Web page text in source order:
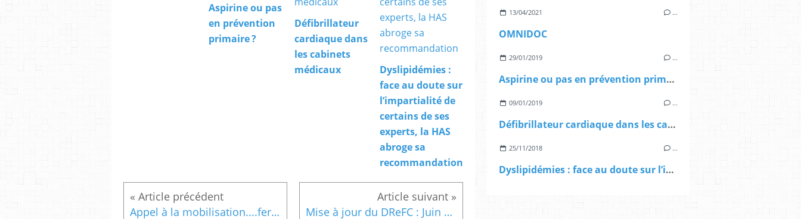
Aspirine ou pas
en prévention
primaire ?
Défibrillateur
cardiaque dans
les cabinets
médicaux
Dyslipidémies :
face au doute sur
l’impartialité de
certains de ses
experts, la HAS
abroge sa
recommandation
Appel à la mobilisation....fermeture des cabinets le 18 juin Mise à jour du DReFC : Juin 2010
13/04/2021 …
OMNIDOC
29/01/2019 …
Aspirine ou pas en prévention primaire ?
09/01/2019 …
Défibrillateur cardiaque dans les cabinets médicaux
25/11/2018 …
Dyslipidémies : face au doute sur l’impartialité de certains de ses experts, la HAS abroge sa recommandation